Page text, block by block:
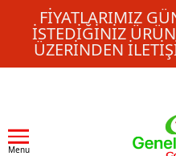
FIYATLARIMIZ
İSTEDIĞINIZ
ÜZERINDEN
Menu